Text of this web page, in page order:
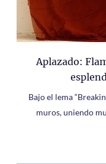
Aplazado:
Bajo el lema
muros, uniendo